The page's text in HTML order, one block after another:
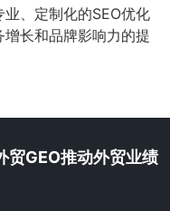
、定制化的SEO优化
长和品牌影响力的提
贸GEO推动外贸业绩